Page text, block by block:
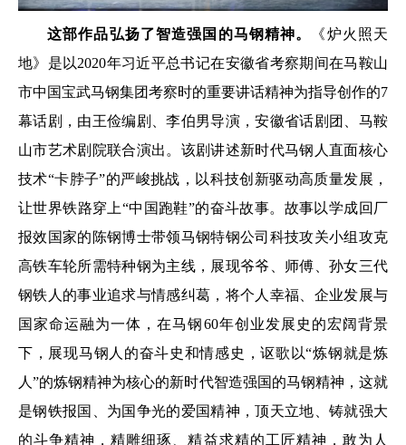
这部作品弘扬了智造强国的马钢精神。
《炉火照天
地》是以2020年习近平总书记在安徽省考察期间在马鞍山
市中国宝武马钢集团考察时的重要讲话精神为指导创作的7
幕话剧，由王俭编剧、李伯男导演，安徽省话剧团、马鞍
山市艺术剧院联合演出。该剧讲述新时代马钢人直面核心
技术“卡脖子”的严峻挑战，以科技创新驱动高质量发展，
让世界铁路穿上“中国跑鞋”的奋斗故事。故事以学成回厂
报效国家的陈钢博士带领马钢特钢公司科技攻关小组攻克
高铁车轮所需特种钢为主线，展现爷爷、师傅、孙女三代
钢铁人的事业追求与情感纠葛，将个人幸福、企业发展与
国家命运融为一体，在马钢60年创业发展史的宏阔背景
下，展现马钢人的奋斗史和情感史，讴歌以“炼钢就是炼
人”的炼钢精神为核心的新时代智造强国的马钢精神，这就
是钢铁报国、为国争光的爱国精神，顶天立地、铸就强大
的斗争精神，精雕细琢、精益求精的工匠精神，敢为人